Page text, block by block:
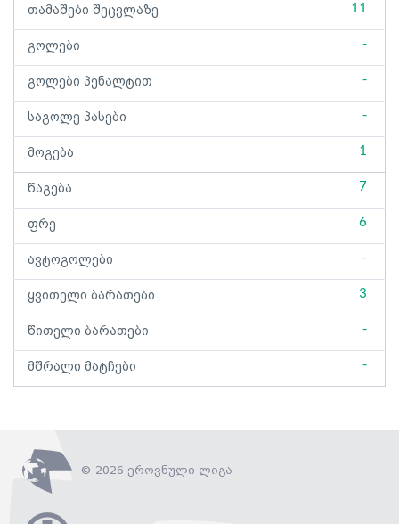
თამაშები შეცვლაზე 11
გოლები -
გოლები პენალტით -
საგოლე პასები -
მოგება 1
წაგება 7
ფრე 6
ავტოგოლები -
ყვითელი ბარათები 3
წითელი ბარათები -
მშრალი მატჩები -
© 2026 ეროვნული ლიგა